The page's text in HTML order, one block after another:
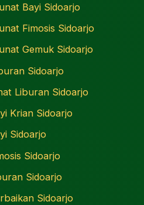
Bayi Sidoarjo
Fimosis Sidoarjo
Gemuk Sidoarjo
Sidoarjo
Liburan Sidoarjo
Krian Sidoarjo
Sidoarjo
Sidoarjo
Sidoarjo
Sidoarjo